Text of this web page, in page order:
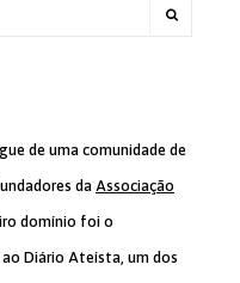
de uma comunidade de
daAssociação
domínio foi o
Diário Ateísta, um dos